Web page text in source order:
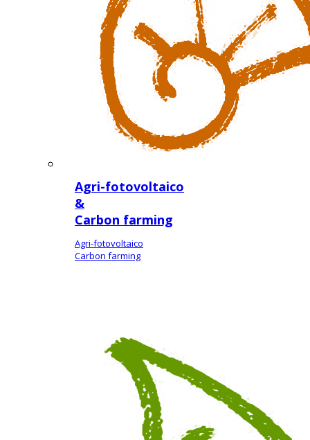
Agri-fotovoltaico
&
Carbon farming
Agri-fotovoltaico
Carbon farming